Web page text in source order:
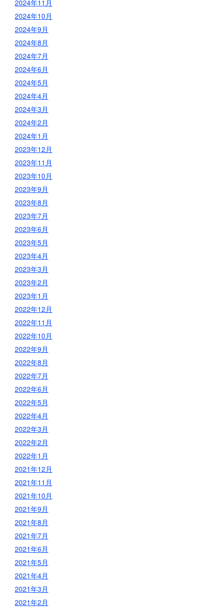
2024年11月
2024年10月
2024年9月
2024年8月
2024年7月
2024年6月
2024年5月
2024年4月
2024年3月
2024年2月
2024年1月
2023年12月
2023年11月
2023年10月
2023年9月
2023年8月
2023年7月
2023年6月
2023年5月
2023年4月
2023年3月
2023年2月
2023年1月
2022年12月
2022年11月
2022年10月
2022年9月
2022年8月
2022年7月
2022年6月
2022年5月
2022年4月
2022年3月
2022年2月
2022年1月
2021年12月
2021年11月
2021年10月
2021年9月
2021年8月
2021年7月
2021年6月
2021年5月
2021年4月
2021年3月
2021年2月